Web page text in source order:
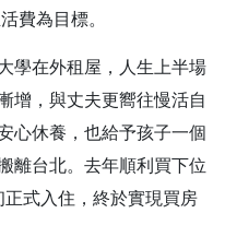
費為目標。
學在外租屋，人生上半場
增，與丈夫更嚮往慢活自
心休養，也給予孩子一個
離台北。去年順利買下位
式入住，終於實現買房